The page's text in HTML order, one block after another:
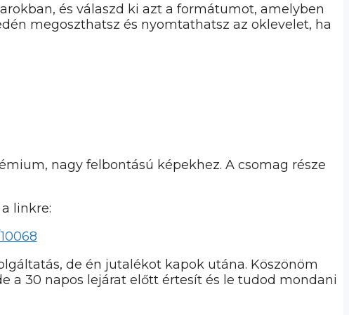
és válaszd ki azt a formátumot, amelyben
megoszthatsz és nyomtathatsz az oklevelet, ha
nagy felbontású képekhez. A csomag része
linkre:
de én jutalékot kapok utána. Köszönöm
a 30 napos lejárat előtt értesít és le tudod mondani